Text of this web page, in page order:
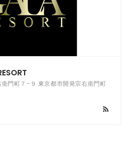
門町７−９ 東京都市開発宗右衛門町